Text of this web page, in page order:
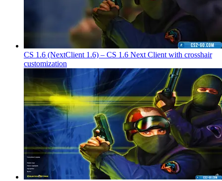
CS 1.6 (NextClient 1.6) – CS 1.6 Next Client with crosshair
customization